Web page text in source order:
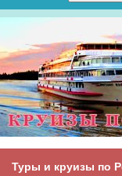
Туры и круизы по